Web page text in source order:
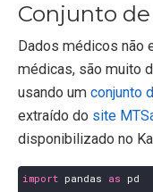
Conjunto
Dados médicos não
médicas, são muito
usando um conjunto
extraído do site
disponibilizado no
import pandas as pd